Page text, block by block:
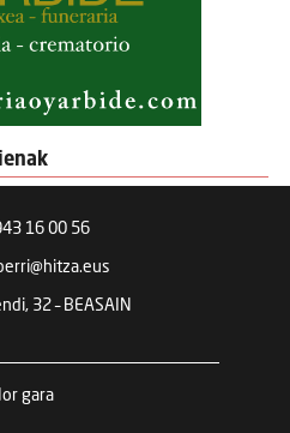
16 00 56
32 – BEASAIN
gara